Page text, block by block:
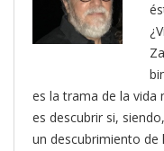
es la trama de la vida
es descubrir si,
un descubrimiento de